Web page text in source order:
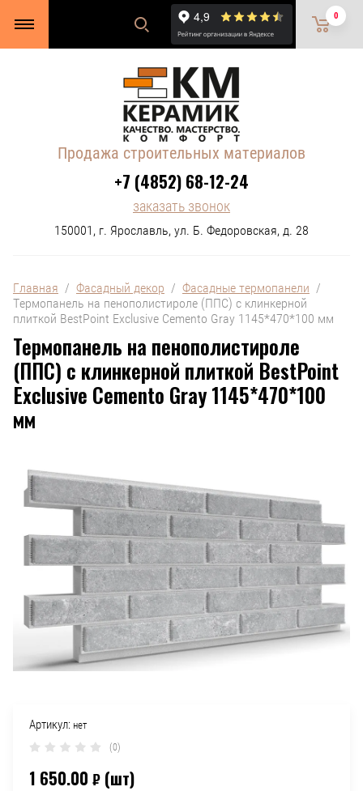
0
Продажа строительных материалов
+7 (4852) 68-12-24
заказать звонок
150001, г. Ярославль, ул. Б. Федоровская, д. 28
Главная
  /
Фасадный декор
  /
Фасадные термопанели
  /
Термопанель на пенополистироле (ППС) с клинкерной
плиткой BestPoint Exclusive Cemento Gray 1145*470*100 мм
Термопанель на пенополистироле
(ППС) с клинкерной плиткой BestPoint
Exclusive Cemento Gray 1145*470*100
мм
Артикул: нет
(0)
1 650.00 ₽ (шт)